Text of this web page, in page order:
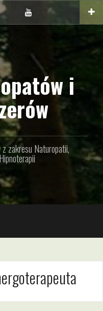
youtube
i
zakresu Naturopatii,